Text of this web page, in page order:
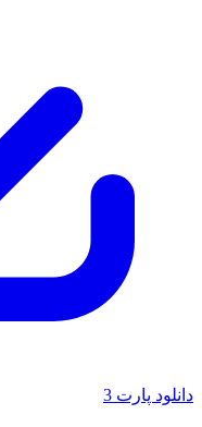
دانلود پارت 3